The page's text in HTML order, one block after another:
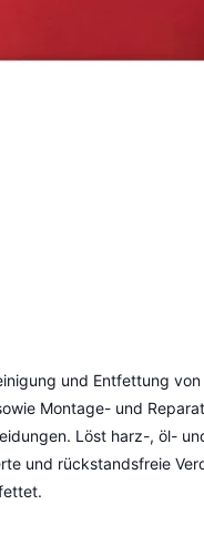
und Entfettung
Montage- und
Löst harz-, öl-
und rückstandsfreie